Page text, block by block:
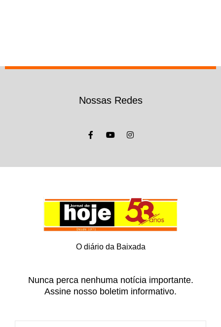
Nossas Redes
O diário da Baixada
Nunca perca nenhuma notícia importante.
Assine nosso boletim informativo.